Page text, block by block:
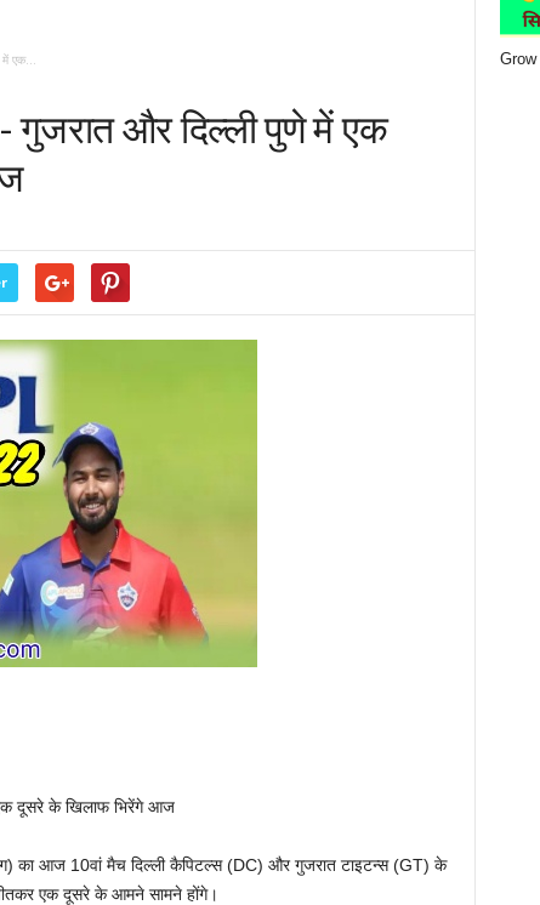
में एक...
और दिल्ली पुणे में एक
दूसरे के खिलाफ भिरेंगे आज
का आज 10वां मैच दिल्ली कैपिटल्स (DC) और गुजरात टाइटन्स (GT) के
एक दूसरे के आमने सामने होंगे।